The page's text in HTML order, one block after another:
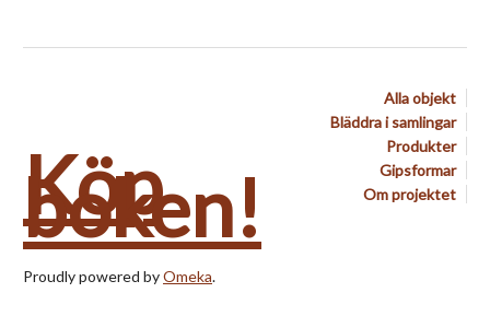
Alla objekt
Bläddra i samlingar
Produkter
Gipsformar
Om projektet
Köp
boken!
Proudly powered byOmeka.